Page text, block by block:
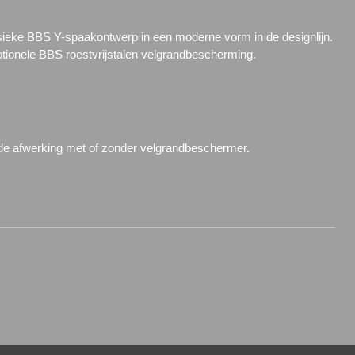
BBS Y-spaakontwerp in een moderne vorm in de designlijn.
BBS roestvrijstalen velgrandbescherming.
afwerking met of zonder velgrandbeschermer.